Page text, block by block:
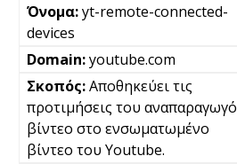
yt-remote-connected-
devices
youtube.com
Αποθηκεύει τις
προτιμήσεις του αναπαραγωγό
βίντεο στο ενσωματωμένο
βίντεο του Youtube.